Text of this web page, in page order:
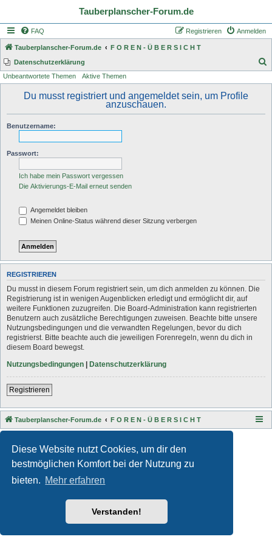
Diese Website nutzt Cookies, um dir den
bestmöglichen Komfort bei der Nutzung zu
bieten. Mehr erfahren
Verstanden!
Tauberplanscher-Forum.de
FAQ Anmelden
Registrieren
Tauberplanscher-Forum.de
F O R E N - Ü B E R S I C H T
Datenschutzerklärung
Unbeantwortete Themen Aktive Themen
Du musst registriert und angemeldet sein, um Profile
anzuschauen.
Benutzername:
Passwort:
Ich habe mein Passwort vergessen
Die Aktivierungs-E-Mail erneut senden
Angemeldet bleiben
Meinen Online-Status während dieser Sitzung verbergen
REGISTRIEREN
Du musst in diesem Forum registriert sein, um dich anmelden zu können. Die
Registrierung ist in wenigen Augenblicken erledigt und ermöglicht dir, auf
weitere Funktionen zuzugreifen. Die Board-Administration kann registrierten
Benutzern auch zusätzliche Berechtigungen zuweisen. Beachte bitte unsere
Nutzungsbedingungen und die verwandten Regelungen, bevor du dich
registrierst. Bitte beachte auch die jeweiligen Forenregeln, wenn du dich in
diesem Board bewegst.
Nutzungsbedingungen | Datenschutzerklärung
Registrieren
Tauberplanscher-Forum.de F O R E N - Ü B E R S I C H T
Powered byphpBB® Forum Software © phpBB Limited
Datenschutz|Nutzungsbedingungen